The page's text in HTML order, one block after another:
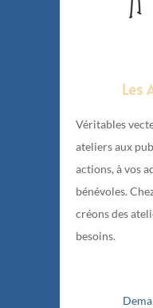
Les
Véritables
ateliers aux
actions, à vos
bénévoles.
créons des
besoins.